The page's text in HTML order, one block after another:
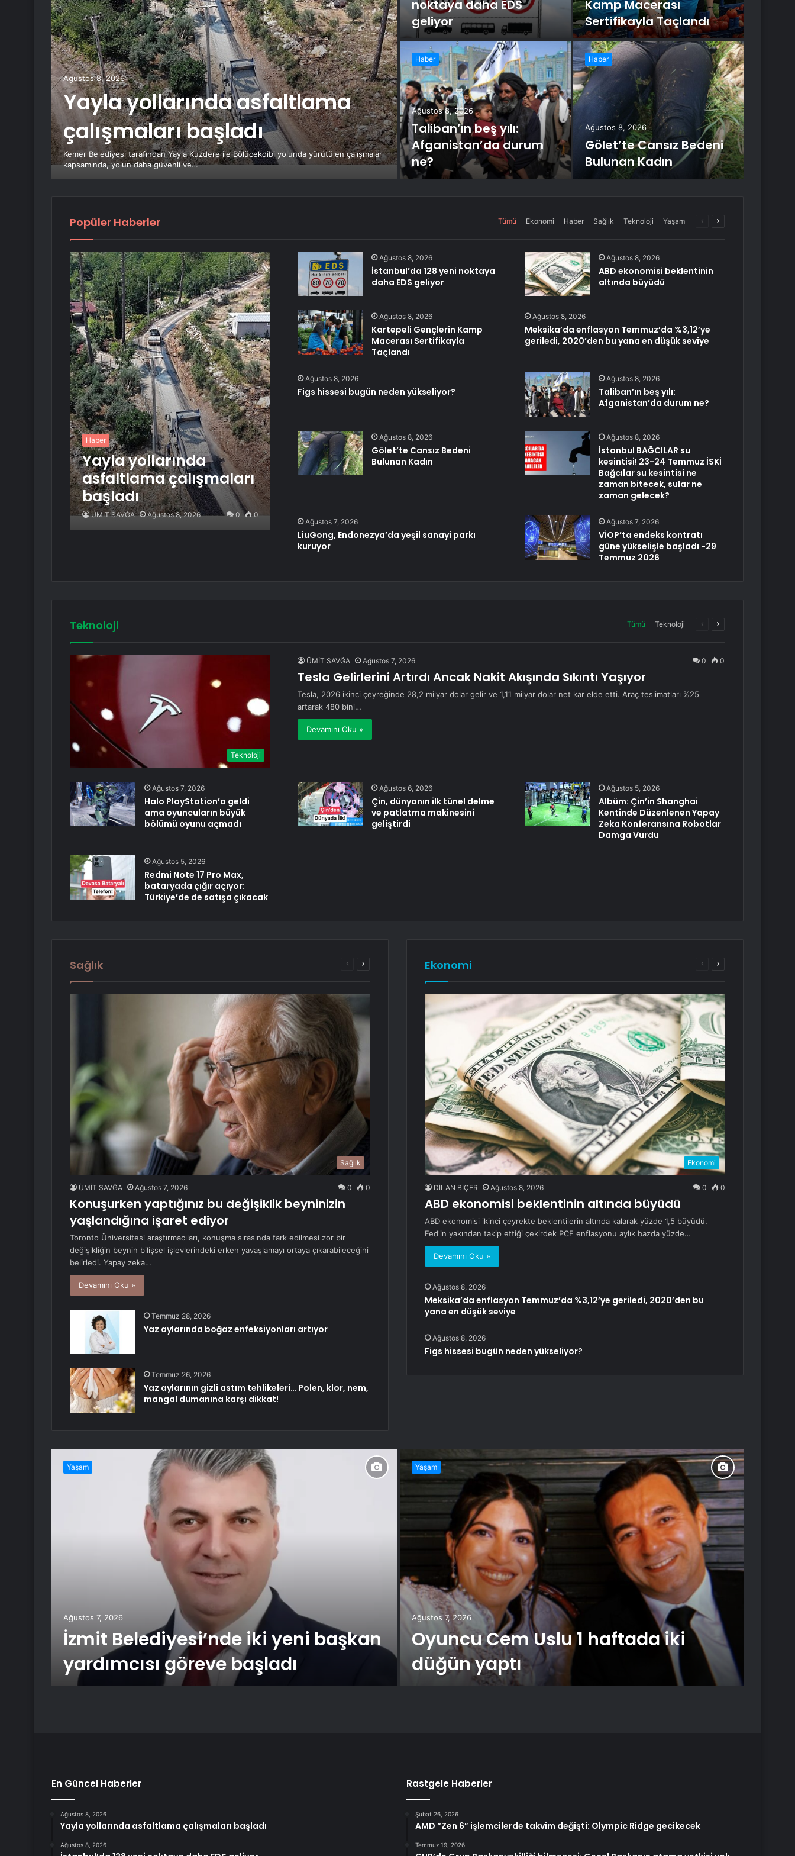
Ağustos 8, 2026
Yayla yollarında asfaltlama
çalışmaları başladı
Kemer Belediyesi tarafından Yayla Kuzdere ile Bölücekdibi yolunda yürütülen çalışmalar
kapsamında, yolun daha güvenli ve…
noktaya daha EDS
geliyor
Kamp Macerası
Sertifikayla Taçlandı
Haber
Ağustos 8, 2026
Taliban’ın beş yılı:
Afganistan’da durum
ne?
Haber
Ağustos 8, 2026
Gölet’te Cansız Bedeni
Bulunan Kadın
Popüler Haberler Tümü Ekonomi Haber Sağlık Teknoloji Yaşam
ÖncekiSonraki
Haber
Yayla yollarında
asfaltlama çalışmaları
başladı
ÜMİT SAVĞA Ağustos 8, 2026 0 0
Ağustos 8, 2026
İstanbul’da 128 yeni noktaya
daha EDS geliyor
Ağustos 8, 2026
ABD ekonomisi beklentinin
altında büyüdü
Ağustos 8, 2026
Kartepeli Gençlerin Kamp
Macerası Sertifikayla
Taçlandı
Ağustos 8, 2026
Meksika’da enflasyon Temmuz’da %3,12’ye
geriledi, 2020’den bu yana en düşük seviye
Ağustos 8, 2026
Figs hissesi bugün neden yükseliyor?
Ağustos 8, 2026
Taliban’ın beş yılı:
Afganistan’da durum ne?
Ağustos 8, 2026
Gölet’te Cansız Bedeni
Bulunan Kadın
Ağustos 8, 2026
İstanbul BAĞCILAR su
kesintisi! 23-24 Temmuz İSKİ
Bağcılar su kesintisi ne
zaman bitecek, sular ne
zaman gelecek?
Ağustos 7, 2026
LiuGong, Endonezya’da yeşil sanayi parkı
kuruyor
Ağustos 7, 2026
VİOP’ta endeks kontratı
güne yükselişle başladı -29
Temmuz 2026
Teknoloji Tümü Teknoloji
ÖncekiSonraki
Teknoloji
ÜMİT SAVĞA Ağustos 7, 2026 0 0
Tesla Gelirlerini Artırdı Ancak Nakit Akışında Sıkıntı Yaşıyor
Tesla, 2026 ikinci çeyreğinde 28,2 milyar dolar gelir ve 1,11 milyar dolar net kar elde etti. Araç teslimatları %25
artarak 480 bini…
Devamını Oku »
Ağustos 7, 2026
Halo PlayStation’a geldi
ama oyuncuların büyük
bölümü oyunu açmadı
Ağustos 6, 2026
Çin, dünyanın ilk tünel delme
ve patlatma makinesini
geliştirdi
Ağustos 5, 2026
Albüm: Çin’in Shanghai
Kentinde Düzenlenen Yapay
Zeka Konferansına Robotlar
Damga Vurdu
Ağustos 5, 2026
Redmi Note 17 Pro Max,
bataryada çığır açıyor:
Türkiye’de de satışa çıkacak
Sağlık
ÖncekiSonraki
Sağlık
ÜMİT SAVĞA Ağustos 7, 2026 0 0
Konuşurken yaptığınız bu değişiklik beyninizin
yaşlandığına işaret ediyor
Toronto Üniversitesi araştırmacıları, konuşma sırasında fark edilmesi zor bir
değişikliğin beynin bilişsel işlevlerindeki erken yavaşlamayı ortaya çıkarabileceğini
belirledi. Yapay zeka…
Devamını Oku »
Temmuz 28, 2026
Yaz aylarında boğaz enfeksiyonları artıyor
Temmuz 26, 2026
Yaz aylarının gizli astım tehlikeleri… Polen, klor, nem,
mangal dumanına karşı dikkat!
Ekonomi
ÖncekiSonraki
Ekonomi
DİLAN BİÇER Ağustos 8, 2026 0 0
ABD ekonomisi beklentinin altında büyüdü
ABD ekonomisi ikinci çeyrekte beklentilerin altında kalarak yüzde 1,5 büyüdü.
Fed'in yakından takip ettiği çekirdek PCE enflasyonu aylık bazda yüzde…
Devamını Oku »
Ağustos 8, 2026
Meksika’da enflasyon Temmuz’da %3,12’ye geriledi, 2020’den bu
yana en düşük seviye
Ağustos 8, 2026
Figs hissesi bugün neden yükseliyor?
Yaşam
Ağustos 7, 2026
İzmit Belediyesi’nde iki yeni başkan
yardımcısı göreve başladı
Yaşam
Ağustos 7, 2026
Oyuncu Cem Uslu 1 haftada iki
düğün yaptı
En Güncel Haberler
Ağustos 8, 2026
Yayla yollarında asfaltlama çalışmaları başladı
Ağustos 8, 2026
Rastgele Haberler
Şubat 26, 2026
AMD “Zen 6” işlemcilerde takvim değişti: Olympic Ridge gecikecek
Temmuz 19, 2026